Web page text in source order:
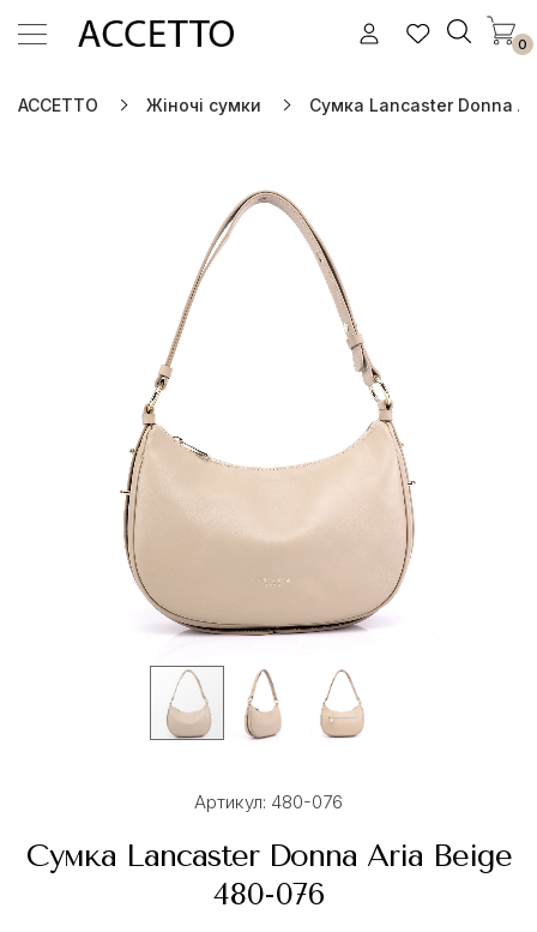
0
ACCETTO Жіночі сумки Сумка Lancaster Donna
Артикул: 480-076
Сумка Lancaster Donna Aria Beige
480-076